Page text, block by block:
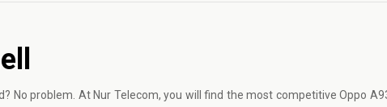
No problem. At Nur Telecom, you will find the most competitive Oppo